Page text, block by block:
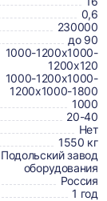
0,6
230000
до 90
1000-1200х1000-
1200х120
1000-1200х1000-
1200х1000-1800
1000
20-40
Нет
1550 кг
Подольский завод
оборудования
Россия
1 год